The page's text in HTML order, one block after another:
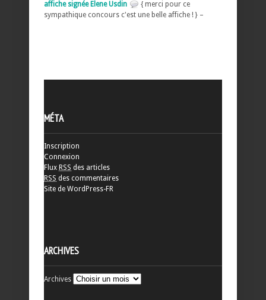
affiche signée Elene Usdin
{ merci pour ce
sympathique concours c'est une belle affiche ! } –
MÉTA
Inscription
Connexion
Flux RSS des articles
RSS des commentaires
Site de WordPress-FR
ARCHIVES
Archives